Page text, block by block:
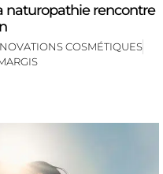
naturopathie rencontre
COSMÉTIQUES